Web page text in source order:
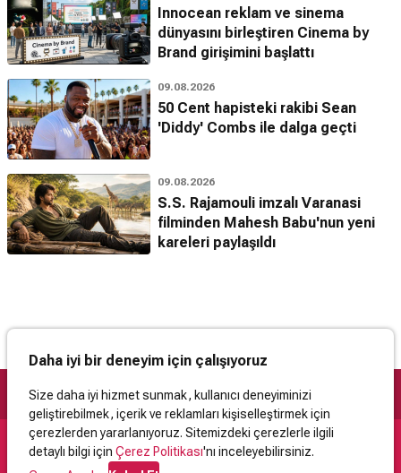
Innocean reklam ve sinema
dünyasını birleştiren Cinema by
Brand girişimini başlattı
09.08.2026
50 Cent hapisteki rakibi Sean
'Diddy' Combs ile dalga geçti
09.08.2026
S.S. Rajamouli imzalı Varanasi
filminden Mahesh Babu'nun yeni
kareleri paylaşıldı
Daha iyi bir deneyim için çalışıyoruz
Size daha iyi hizmet sunmak, kullanıcı deneyiminizi
geliştirebilmek, içerik ve reklamları kişiselleştirmek için
çerezlerden yararlanıyoruz. Sitemizdeki çerezlerle ilgili
detaylı bilgi için Çerez Politikası'nı inceleyebilirsiniz.
Destek